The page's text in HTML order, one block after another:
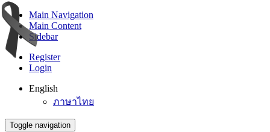
Main Navigation
Main Content
Sidebar
Register
Login
English
ภาษาไทย
Toggle navigation